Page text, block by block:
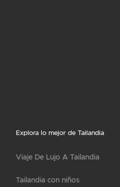
Explora lo mejor de Tailandia
Viaje De Lujo A Tailandia
Tailandia con niños